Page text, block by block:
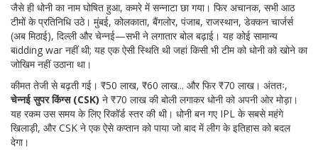
जैसे ही धोनी का नाम घोषित हुआ, कमरे में सन्नाटा छा गया। फिर अचानक, सभी आठ
टीमों के प्रतिनिधि उठे। मुंबई, कोलकाता, बैंगलोर, पंजाब, राजस्थान, डेक्कन चार्जर्स
(अब मिठाई), दिल्ली और चेन्नई—सभी ने लगातार बोल बढ़ाई। यह कोई सामान्य
बidding war नहीं थी; यह एक ऐसी स्थिति थी जहां किसी भी टीम को धोनी को खोने का
जोखिम नहीं उठाना था।
कीमत तेजी से बढ़ती गई। ₹50 लाख, ₹60 लाख... और फिर ₹70 लाख। अंततः,
चेन्नई सुपर किंग्स (CSK) ने ₹70 लाख की बोली लगाकर धोनी को अपनी ओर मोड़ा।
यह रकम उस समय के लिए रिकॉर्ड स्तर की थी। धोनी बन गए IPL के सबसे महंगे
खिलाड़ी, और CSK ने एक ऐसे कप्तान को पाया जो बाद में लीग के इतिहास को बदल
देगा।